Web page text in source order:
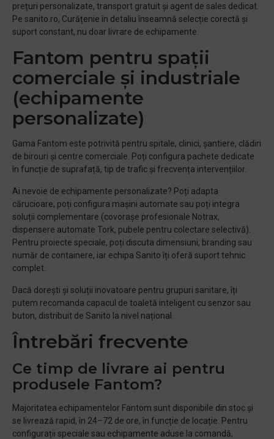
prețuri personalizate, transport gratuit și agent de sales dedicat.
Pe sanito.ro, Curățenie în detaliu înseamnă selecție corectă și
suport constant, nu doar livrare de echipamente.
Fantom pentru spații
comerciale și industriale
(echipamente
personalizate)
Gama Fantom este potrivită pentru spitale, clinici, șantiere, clădiri
de birouri și centre comerciale. Poți configura pachete dedicate
în funcție de suprafață, tip de trafic și frecvența intervențiilor.
Ai nevoie de echipamente personalizate? Poți adapta
cărucioare, poți configura mașini automate sau poți integra
soluții complementare (covorașe profesionale Notrax,
dispensere automate Tork, pubele pentru colectare selectivă).
Pentru proiecte speciale, poți discuta dimensiuni, branding sau
număr de containere, iar echipa Sanito îți oferă suport tehnic
complet.
Dacă dorești și soluții inovatoare pentru grupuri sanitare, îți
putem recomanda capacul de toaletă inteligent cu senzor sau
buton, distribuit de Sanito la nivel național.
Întrebări frecvente
Ce timp de livrare ai pentru
produsele Fantom?
Majoritatea echipamentelor Fantom sunt disponibile din stoc și
se livrează rapid, în 24–72 de ore, în funcție de locație. Pentru
configurații speciale sau echipamente aduse la comandă,